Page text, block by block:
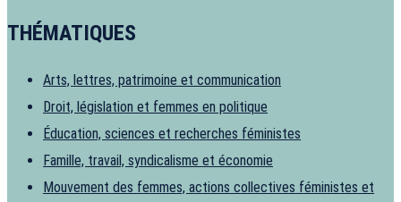
THÉMATIQUES
Arts, lettres, patrimoine et communication
Droit, législation et femmes en politique
Éducation, sciences et recherches féministes
Famille, travail, syndicalisme et économie
Mouvement des femmes, actions collectives féministes et